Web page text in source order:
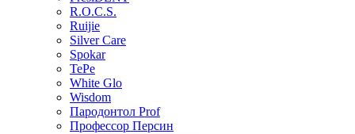
R.O.C.S.
Ruijie
Silver Care
Spokar
TePe
White Glo
Wisdom
Пародонтол Prof
Профессор Персин